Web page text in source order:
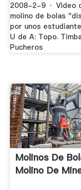
2008-2-9 · Video
molino de bolas
por unos
U de A: Topo.
Pucheros
Molinos De
Molino De